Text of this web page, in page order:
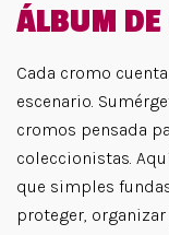
ÁLBUM
Cada cromo
escenario.
cromos pensada
coleccionistas.
que simples
proteger,